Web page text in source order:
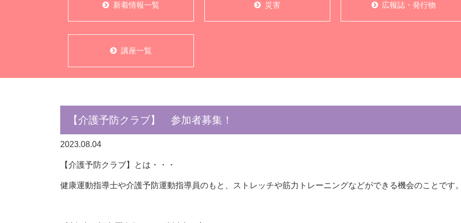
新着情報一覧 災害 広報誌・発行物
講座一覧
【介護予防クラブ】 参加者募集！
2023.08.04
【介護予防クラブ】とは・・・
健康運動指導士や介護予防運動指導員のもと、ストレッチや筋力トレーニングなどができる機会のことです